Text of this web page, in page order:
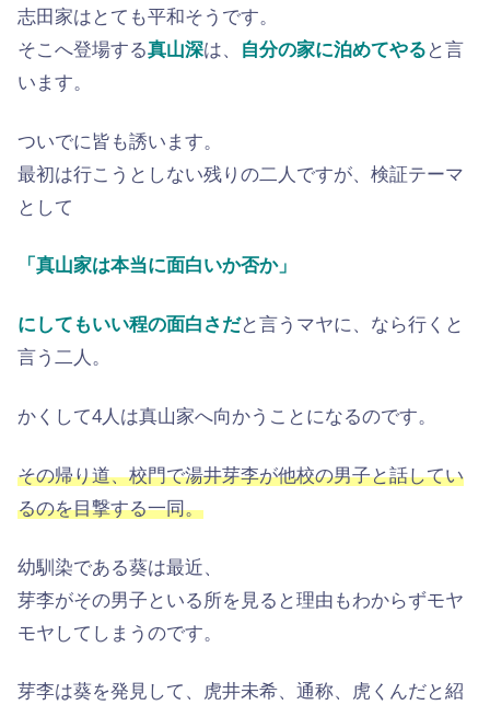
志田家はとても平和そうです。
そこへ登場する真山深は、 自分の家に泊めてやる と言
います。
ついでに皆も誘います。
最初は行こうとしない残りの二人ですが、検証テーマ
として
「真山家は本当に面白いか否か」
にしてもいい程の面白さだと言うマヤに、なら行くと
言う二人。
かくして4人は真山家へ向かうことになるのです。
その帰り道、校門で湯井芽李が他校の男子と話してい
るのを目撃する一同。
幼馴染である葵は最近、
芽李がその男子といる所を見ると理由もわからずモヤ
モヤしてしまうのです。
芽李は葵を発見して、虎井未希、通称、虎くんだと紹